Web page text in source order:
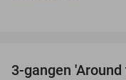
3-gangen